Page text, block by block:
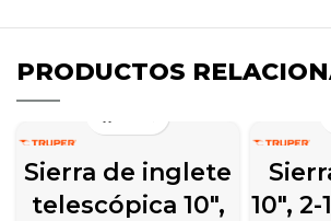
PRODUCTOS
Sierra de inglete
telescópica 10″,
10″,